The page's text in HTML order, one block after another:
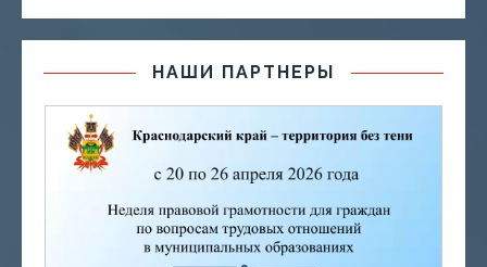
НАШИ ПАРТНЕРЫ